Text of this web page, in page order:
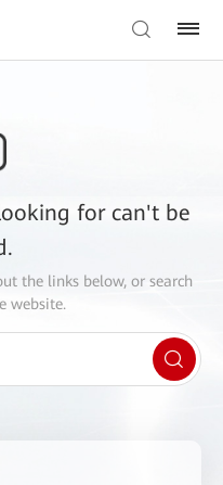
for can't be
the links below, or search
website.